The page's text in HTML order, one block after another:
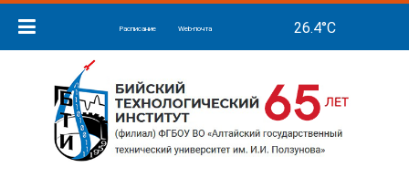
Расписание Web-почта